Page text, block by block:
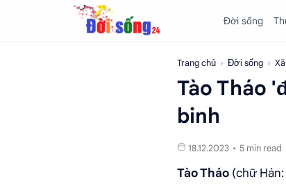
Đời sống
Trang chủ Đời sống
Tào Tháo
binh
5 min read
Tào Tháo (chữ